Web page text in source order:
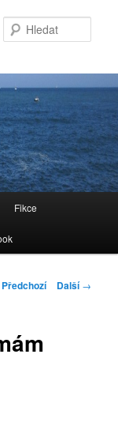
Fikce
Předchozí Další→